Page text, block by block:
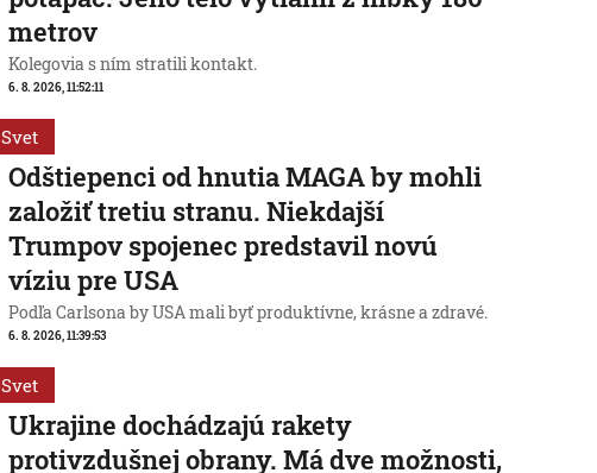
metrov
Kolegovia s ním stratili kontakt.
6. 8. 2026, 11:52:11
Svet
Odštiepenci od hnutia MAGA by mohli
založiť tretiu stranu. Niekdajší
Trumpov spojenec predstavil novú
víziu pre USA
Podľa Carlsona by USA mali byť produktívne, krásne a zdravé.
6. 8. 2026, 11:39:53
Svet
Ukrajine dochádzajú rakety
protivzdušnej obrany. Má dve možnosti,